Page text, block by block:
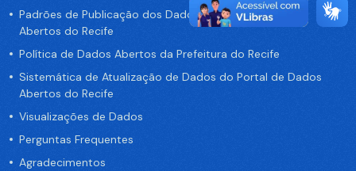
Padrões de Publicação dos Dados no Portal de Dados
Abertos do Recife
Política de Dados Abertos da Prefeitura do Recife
Sistemática de Atualização de Dados do Portal de Dados
Abertos do Recife
Visualizações de Dados
Perguntas Frequentes
Agradecimentos